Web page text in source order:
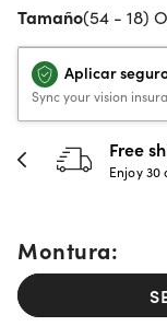
Tamaño(54 - 18)
Aplicar
Sync your vision
Free
Enjoy
Montura: